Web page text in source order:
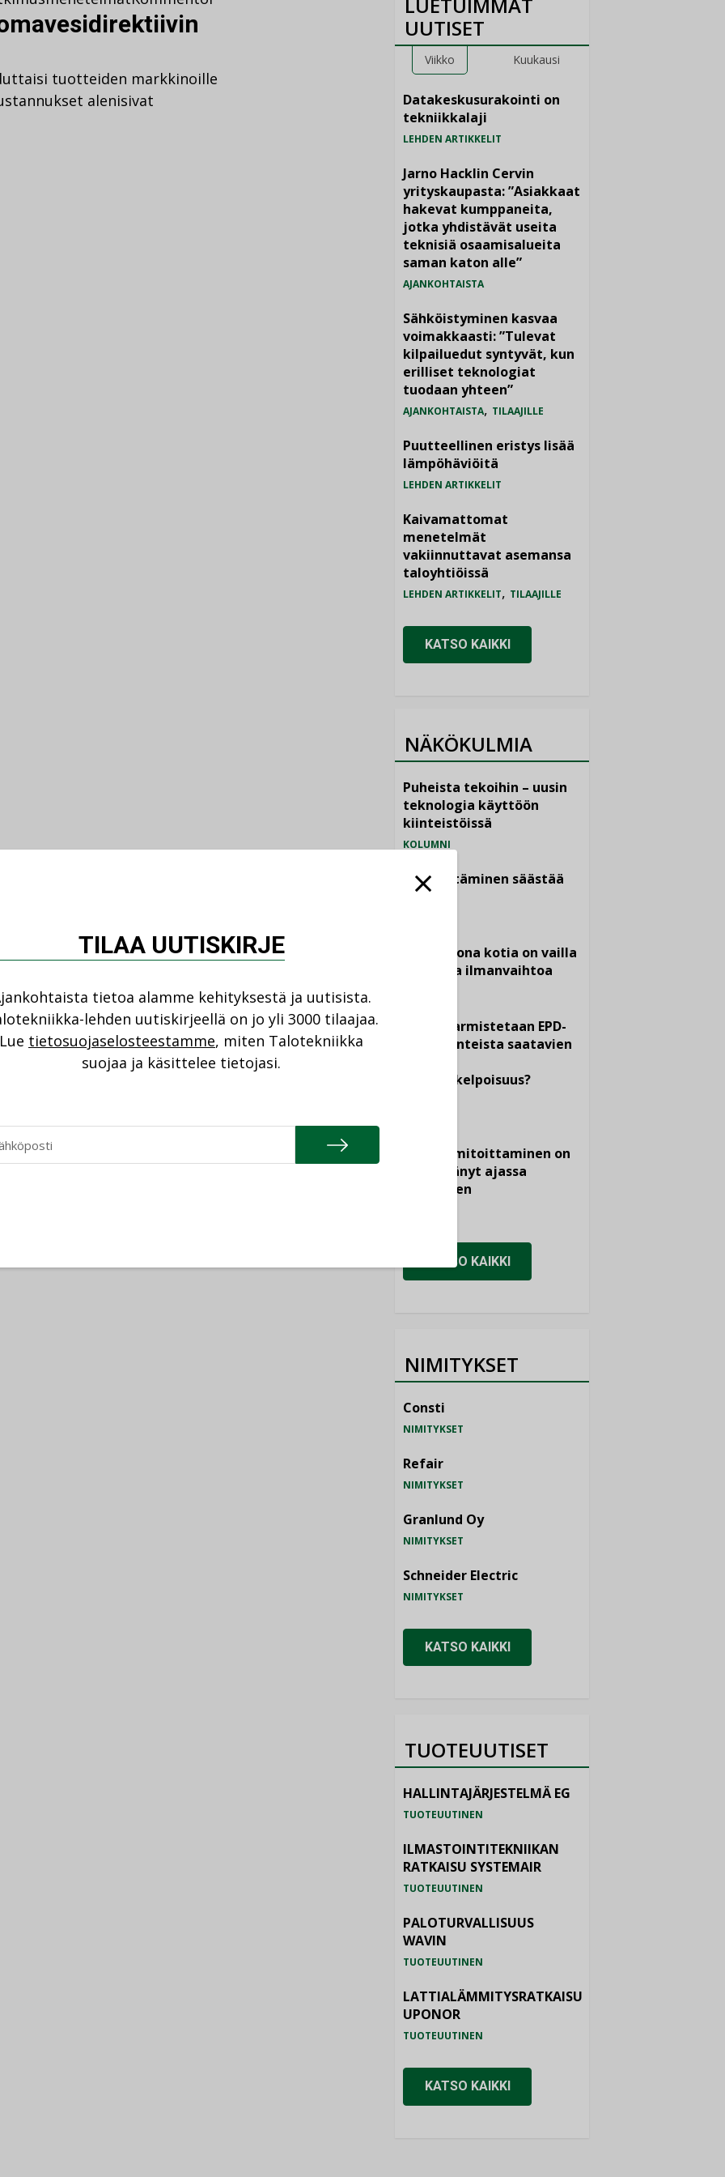
tuotteiden markkinoille
alenisivat
UUTISET
Viikko Kuukausi
Datakeskusurakointi on
tekniikkalaji
LEHDEN ARTIKKELIT
Jarno Hacklin Cervin
yrityskaupasta: ”Asiakkaat
hakevat kumppaneita,
jotka yhdistävät useita
teknisiä osaamisalueita
saman katon alle”
AJANKOHTAISTA
Sähköistyminen kasvaa
voimakkaasti: ”Tulevat
kilpailuedut syntyvät, kun
erilliset teknologiat
tuodaan yhteen”
AJANKOHTAISTA, TILAAJILLE
Puutteellinen eristys lisää
lämpöhäviöitä
LEHDEN ARTIKKELIT
Kaivamattomat
menetelmät
vakiinnuttavat asemansa
taloyhtiöissä
LEHDEN ARTIKKELIT, TILAAJILLE
KATSO KAIKKI
NÄKÖKULMIA
Puheista tekoihin – uusin
teknologia käyttöön
kiinteistöissä
KOLUMNI
Sähköistäminen säästää
euroja
Yli miljoona kotia on vailla
toimivaa ilmanvaihtoa
Miten varmistetaan EPD-
dokumenteista saatavien
vertailukelpoisuus?
viemärimitoittaminen on
jämähtänyt ajassa
paikalleen
KATSO KAIKKI
NIMITYKSET
Consti
NIMITYKSET
Refair
NIMITYKSET
Granlund Oy
NIMITYKSET
Schneider Electric
NIMITYKSET
KATSO KAIKKI
TUOTEUUTISET
HALLINTAJÄRJESTELMÄ EG
TUOTEUUTINEN
ILMASTOINTITEKNIIKAN
RATKAISU SYSTEMAIR
TUOTEUUTINEN
PALOTURVALLISUUS
WAVIN
TUOTEUUTINEN
LATTIALÄMMITYSRATKAISU
UPONOR
TUOTEUUTINEN
KATSO KAIKKI
TILAA UUTISKIRJE
tietoa alamme kehityksestä ja uutisista.
lehden uutiskirjeellä on jo yli 3000 tilaajaa.
Lue tietosuojaselosteestamme, miten Talotekniikka
suojaa ja käsittelee tietojasi.